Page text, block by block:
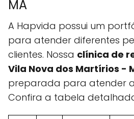
MA
A Hapvida possui um
para atender diferentes
clientes. Nossa clínica de
Vila Nova dos Martírios -
preparada para atender
Confira a tabela